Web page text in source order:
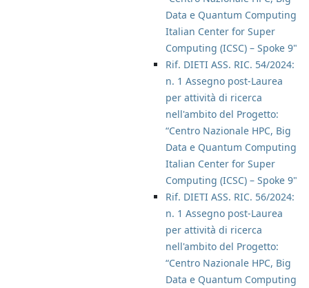
Data e Quantum Computing
Italian Center for Super
Computing (ICSC) – Spoke 9"
Rif. DIETI ASS. RIC. 54/2024:
n. 1 Assegno post-Laurea
per attività di ricerca
nell'ambito del Progetto:
“Centro Nazionale HPC, Big
Data e Quantum Computing
Italian Center for Super
Computing (ICSC) – Spoke 9"
Rif. DIETI ASS. RIC. 56/2024:
n. 1 Assegno post-Laurea
per attività di ricerca
nell'ambito del Progetto:
“Centro Nazionale HPC, Big
Data e Quantum Computing